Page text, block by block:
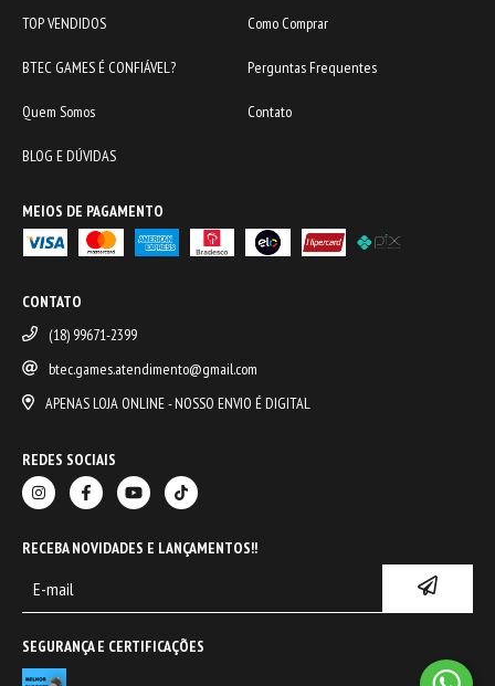
TOP VENDIDOS Como Comprar
BTEC GAMES É CONFIÁVEL? Perguntas Frequentes
Quem Somos Contato
BLOG E DÚVIDAS
MEIOS DE PAGAMENTO
CONTATO
(18) 99671-2399
btec.games.atendimento@gmail.com
APENAS LOJA ONLINE - NOSSO ENVIO É DIGITAL
REDES SOCIAIS
RECEBA NOVIDADES E LANÇAMENTOS!!
SEGURANÇA E CERTIFICAÇÕES